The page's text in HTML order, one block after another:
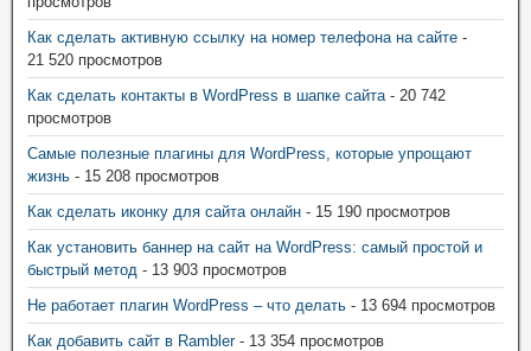
Как сделать активную ссылку на номер телефона на сайте -
21 520 просмотров
Как сделать контакты в WordPress в шапке сайта- 20 742
просмотров
Самые полезные плагины для WordPress, которые упрощают
жизнь - 15 208 просмотров
Как сделать иконку для сайта онлайн - 15 190 просмотров
Как установить баннер на сайт на WordPress: самый простой и
быстрый метод - 13 903 просмотров
Не работает плагин WordPress – что делать - 13 694 просмотров
Как добавить сайт в Rambler- 13 354 просмотров